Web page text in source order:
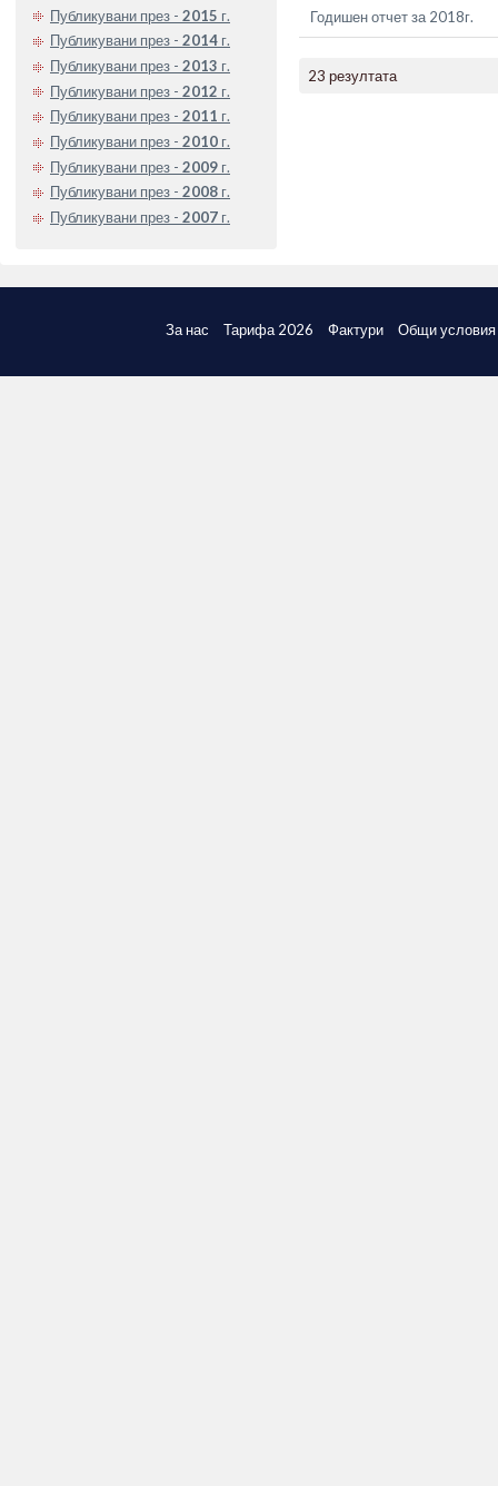
Публикувани през - 2015 г.
Публикувани през - 2014 г.
Публикувани през - 2013 г.
Публикувани през - 2012 г.
Публикувани през - 2011 г.
Публикувани през - 2010 г.
Публикувани през - 2009 г.
Публикувани през - 2008 г.
Публикувани през - 2007 г.
Годишен отчет за 2018г.
23 резултата
За нас Тарифа 2026 Фактури Общи условия